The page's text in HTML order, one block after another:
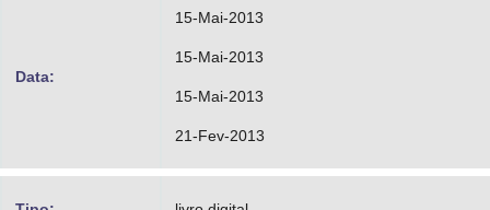
Data:
15-Mai-2013
15-Mai-2013
15-Mai-2013
21-Fev-2013